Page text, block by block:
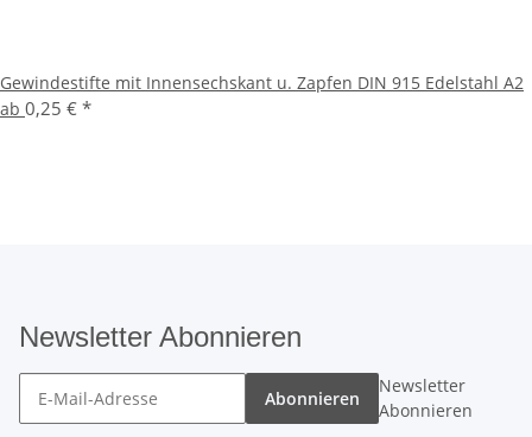
Gewindestifte mit Innensechskant u. Zapfen DIN 915 Edelstahl A2
ab 0,25 € *
Newsletter Abonnieren
Abonnieren
Newsletter
Abonnieren